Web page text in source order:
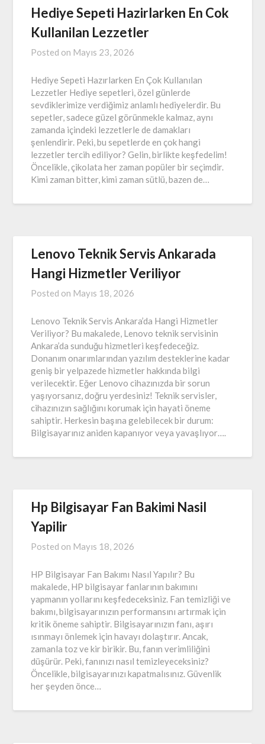
Hediye Sepeti Hazirlarken En Cok
Kullanilan Lezzetler
Posted on Mayıs 23, 2026
Hediye Sepeti Hazırlarken En Çok Kullanılan
Lezzetler Hediye sepetleri, özel günlerde
sevdiklerimize verdiğimiz anlamlı hediyelerdir. Bu
sepetler, sadece güzel görünmekle kalmaz, aynı
zamanda içindeki lezzetlerle de damakları
şenlendirir. Peki, bu sepetlerde en çok hangi
lezzetler tercih ediliyor? Gelin, birlikte keşfedelim!
Öncelikle, çikolata her zaman popüler bir seçimdir.
Kimi zaman bitter, kimi zaman sütlü, bazen de…
Lenovo Teknik Servis Ankarada
Hangi Hizmetler Veriliyor
Posted on Mayıs 18, 2026
Lenovo Teknik Servis Ankara’da Hangi Hizmetler
Veriliyor? Bu makalede, Lenovo teknik servisinin
Ankara’da sunduğu hizmetleri keşfedeceğiz.
Donanım onarımlarından yazılım desteklerine kadar
geniş bir yelpazede hizmetler hakkında bilgi
verilecektir. Eğer Lenovo cihazınızda bir sorun
yaşıyorsanız, doğru yerdesiniz! Teknik servisler,
cihazınızın sağlığını korumak için hayati öneme
sahiptir. Herkesin başına gelebilecek bir durum:
Bilgisayarınız aniden kapanıyor veya yavaşlıyor….
Hp Bilgisayar Fan Bakimi Nasil
Yapilir
Posted on Mayıs 18, 2026
HP Bilgisayar Fan Bakımı Nasıl Yapılır? Bu
makalede, HP bilgisayar fanlarının bakımını
yapmanın yollarını keşfedeceksiniz. Fan temizliği ve
bakımı, bilgisayarınızın performansını artırmak için
kritik öneme sahiptir. Bilgisayarınızın fanı, aşırı
ısınmayı önlemek için havayı dolaştırır. Ancak,
zamanla toz ve kir birikir. Bu, fanın verimliliğini
düşürür. Peki, fanınızı nasıl temizleyeceksiniz?
Öncelikle, bilgisayarınızı kapatmalısınız. Güvenlik
her şeyden önce…